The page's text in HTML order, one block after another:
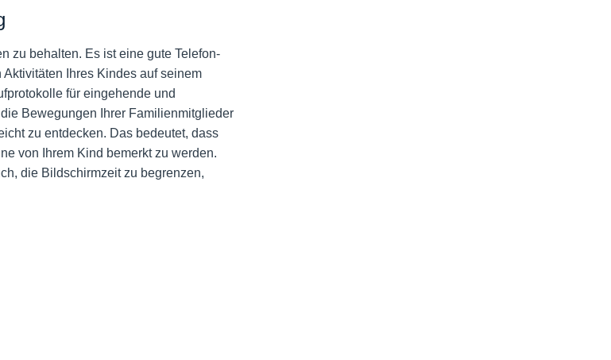
zu behalten. Es ist eine gute Telefon-
Ihres Kindes auf seinem
für eingehende und
Bewegungen Ihrer Familienmitglieder
zu entdecken. Das bedeutet, dass
von Ihrem Kind bemerkt zu werden.
die Bildschirmzeit zu begrenzen,